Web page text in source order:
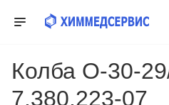
Колба О-30-
7.380.223-07